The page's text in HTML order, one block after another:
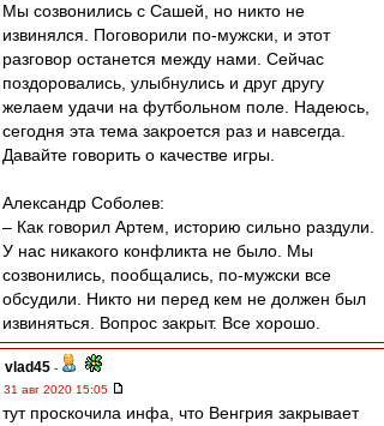
Мы созвонились с Сашей, но никто не
извинялся. Поговорили по-мужски, и этот
разговор останется между нами. Сейчас
поздоровались, улыбнулись и друг другу
желаем удачи на футбольном поле. Надеюсь,
сегодня эта тема закроется раз и навсегда.
Давайте говорить о качестве игры.
Александр Соболев:
– Как говорил Артем, историю сильно раздули.
У нас никакого конфликта не было. Мы
созвонились, пообщались, по-мужски все
обсудили. Никто ни перед кем не должен был
извиняться. Вопрос закрыт. Все хорошо.
vlad45 -
31 авг 2020 15:05
тут проскочила инфа, что Венгрия закрывает